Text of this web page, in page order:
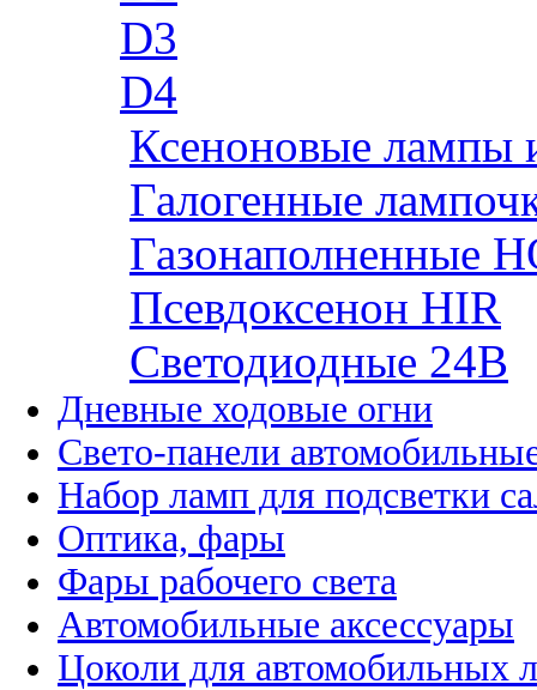
D3
D4
Ксеноновые лампы
Галогенные
Газонаполненные
Псевдоксенон HIR
Cветодиодные 24B
Дневные ходовые огни
Свето-панели
Набор ламп для подсветки
Оптика, фары
Фары рабочего света
Автомобильные аксессуары
Цоколи для автомобильных